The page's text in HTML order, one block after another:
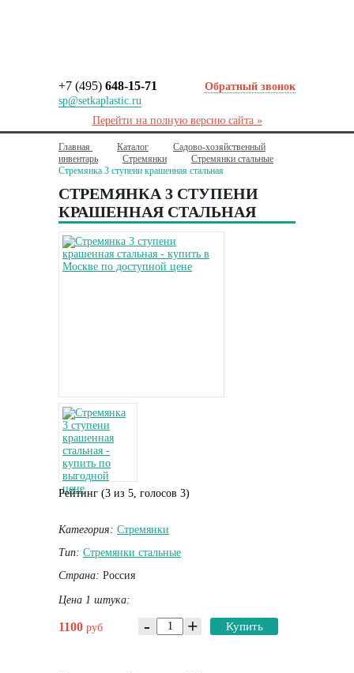
+7 (495) 648-15-71
sp@setkaplastic.ru
Обратный звонок
Перейти на полную версию сайта »
Главная Каталог
Садово-хозяйственный
инвентарь
Стремянки
Стремянки стальные
Стремянка 3 ступени крашенная стальная
СТРЕМЯНКА 3 СТУПЕНИ
КРАШЕННАЯ СТАЛЬНАЯ
Рейтинг (3 из 5, голосов 3)
Категория: Стремянки
Тип: Стремянки стальные
Страна: Россия
Цена 1 штука:
1100 руб - + Купить